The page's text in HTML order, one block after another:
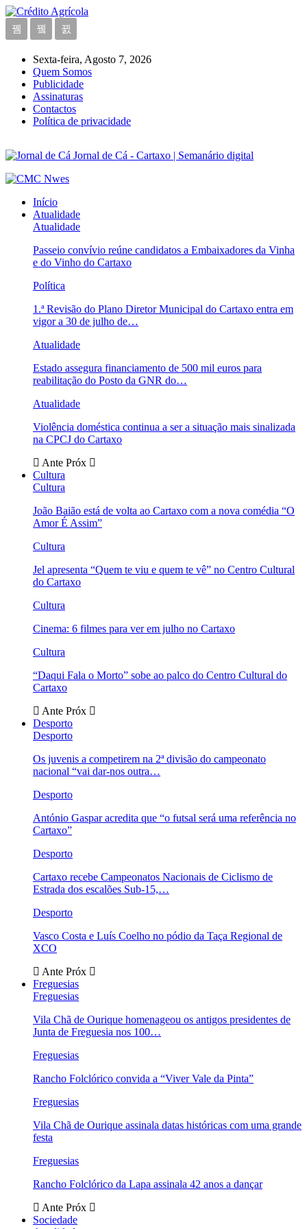
Sexta-feira, Agosto 7, 2026
Quem Somos
Publicidade
Assinaturas
Contactos
Política de privacidade
Jornal de Cá - Cartaxo | Semanário digital
Início
Atualidade
Atualidade
Passeio convívio reúne candidatos a Embaixadores da Vinha
e do Vinho do Cartaxo
Política
1.ª Revisão do Plano Diretor Municipal do Cartaxo entra em
vigor a 30 de julho de…
Atualidade
Estado assegura financiamento de 500 mil euros para
reabilitação do Posto da GNR do…
Atualidade
Violência doméstica continua a ser a situação mais sinalizada
na CPCJ do Cartaxo
Ante Próx
Cultura
Cultura
João Baião está de volta ao Cartaxo com a nova comédia “O
Amor É Assim”
Cultura
Jel apresenta “Quem te viu e quem te vê” no Centro Cultural
do Cartaxo
Cultura
Cinema: 6 filmes para ver em julho no Cartaxo
Cultura
“Daqui Fala o Morto” sobe ao palco do Centro Cultural do
Cartaxo
Ante Próx
Desporto
Desporto
Os juvenis a competirem na 2ª divisão do campeonato
nacional “vai dar-nos outra…
Desporto
António Gaspar acredita que “o futsal será uma referência no
Cartaxo”
Desporto
Cartaxo recebe Campeonatos Nacionais de Ciclismo de
Estrada dos escalões Sub-15,…
Desporto
Vasco Costa e Luís Coelho no pódio da Taça Regional de
XCO
Ante Próx
Freguesias
Freguesias
Vila Chã de Ourique homenageou os antigos presidentes de
Junta de Freguesia nos 100…
Freguesias
Rancho Folclórico convida a “Viver Vale da Pinta”
Freguesias
Vila Chã de Ourique assinala datas históricas com uma grande
festa
Freguesias
Rancho Folclórico da Lapa assinala 42 anos a dançar
Ante Próx
Sociedade